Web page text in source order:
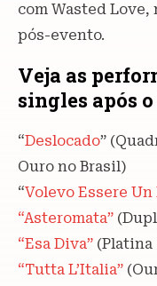
com Wasted
pós-evento.
Veja as
singles após
“Deslocado”
Ouro no Brasil)
“Volevo Essere Un
“Asteromata”
“Esa Diva” (Platina
“Tutta L’Italia”